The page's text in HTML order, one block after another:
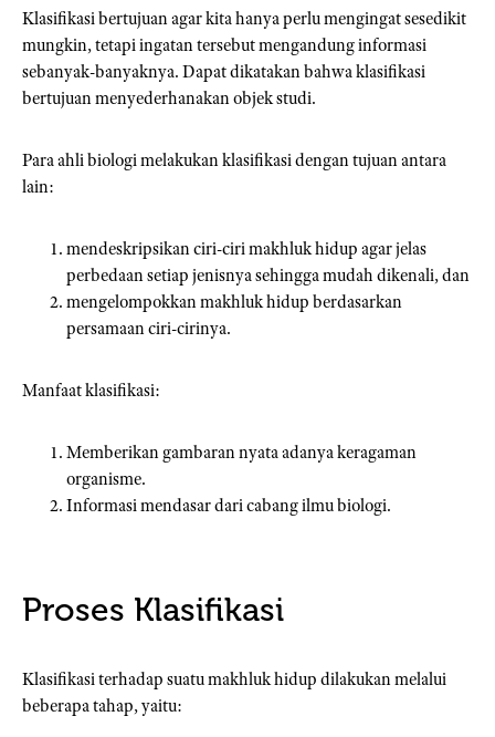
Klasifikasi bertujuan agar kita hanya perlu mengingat sesedikit
mungkin, tetapi ingatan tersebut mengandung informasi
sebanyak-banyaknya. Dapat dikatakan bahwa klasifikasi
bertujuan menyederhanakan objek studi.
Para ahli biologi melakukan klasifikasi dengan tujuan antara
lain:
mendeskripsikan ciri-ciri makhluk hidup agar jelas
perbedaan setiap jenisnya sehingga mudah dikenali, dan
mengelompokkan makhluk hidup berdasarkan
persamaan ciri-cirinya.
Manfaat klasifikasi:
Memberikan gambaran nyata adanya keragaman
organisme.
Informasi mendasar dari cabang ilmu biologi.
Proses Klasifikasi
Klasifikasi terhadap suatu makhluk hidup dilakukan melalui
beberapa tahap, yaitu: